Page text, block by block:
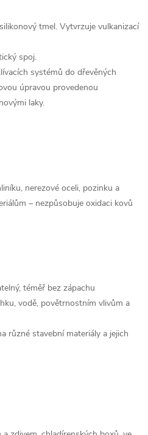
tmel. Vytvrzuje vulkanizací
spoj.
systémů do dřevěných
úpravou provedenou
laky.
nerezové oceli, pozinku a
– nezpůsobuje oxidaci kovů
téměř bez zápachu
vodě, povětrnostním vlivům a
různé stavební materiály a jejich